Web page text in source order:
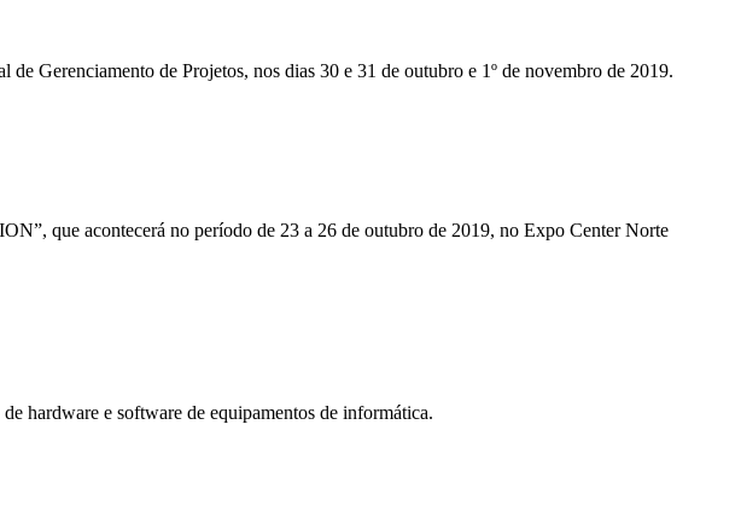
Gerenciamento de Projetos, nos dias 30 e 31 de outubro e 1º de novembro de 2019.
que acontecerá no período de 23 a 26 de outubro de 2019, no Expo Center Norte
hardware e software de equipamentos de informática.